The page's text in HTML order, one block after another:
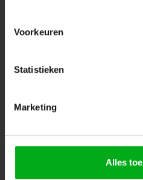
Voorkeuren
Statistieken
Marketing
Alles
Contact